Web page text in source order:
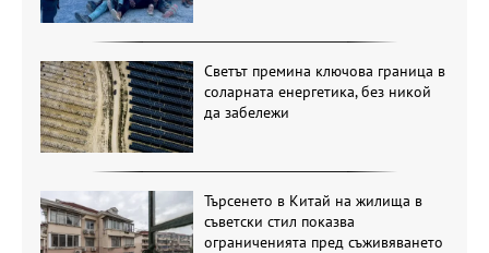
Светът премина ключова граница в
соларната енергетика, без никой
да забележи
Търсенето в Китай на жилища в
съветски стил показва
ограниченията пред съживяването